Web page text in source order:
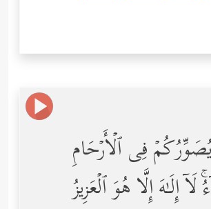
فِی ٱلۡأَرۡحَامِ
إِلَـٰهَ إِلَّا هُوَ ٱلۡعَزِیزُ